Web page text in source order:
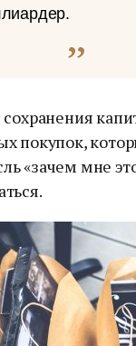
покупок,
«зачем мне